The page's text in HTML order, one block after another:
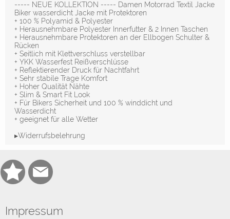
----- NEUE KOLLEKTION ----- Damen Motorrad Textil Jacke
Biker wasserdicht Jacke mit Protektoren
+ 100 % Polyamid & Polyester
+ Herausnehmbare Polyester Innerfutter & 2 Innen Taschen
+ Herausnehmbare Protektoren an der Ellbogen Schulter &
Rücken
+ Seitlich mit Klettverschluss verstellbar
+ YKK Wasserfest Reißverschlüsse
+ Reflektierender Druck für Nachtfahrt
+ Sehr stabile Trage Komfort
+ Hoher Qualität Nähte
+ Slim & Smart Fit Look
+ Für Bikers Sicherheit und 100 % winddicht und
Wasserdicht
+ geeignet für alle Wetter
▸Widerrufsbelehrung
Impressum